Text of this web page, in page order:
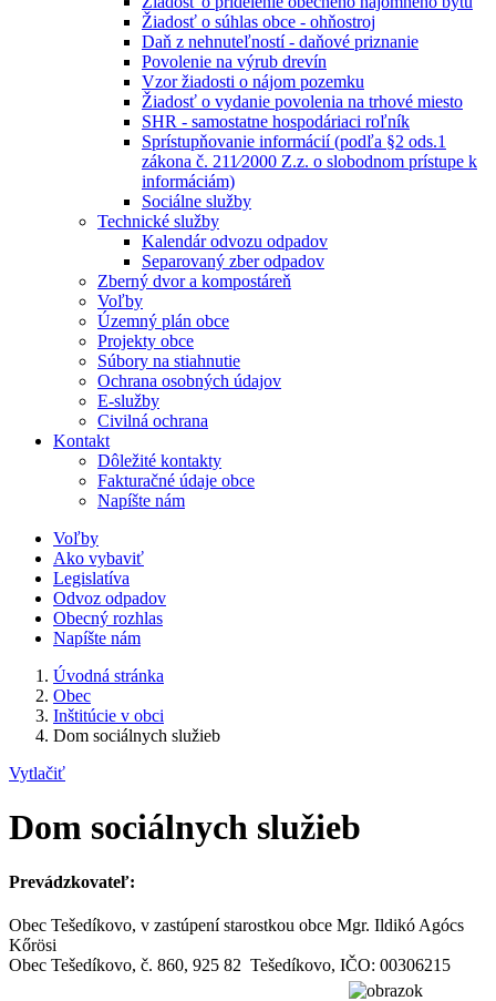
Žiadosť o súhlas obce - ohňostroj
Daň z nehnuteľností - daňové priznanie
Povolenie na výrub drevín
Vzor žiadosti o nájom pozemku
Žiadosť o vydanie povolenia na trhové miesto
SHR - samostatne hospodáriaci roľník
Sprístupňovanie informácií (podľa §2 ods.1
zákona č. 211⁄2000 Z.z. o slobodnom prístupe k
informáciám)
Sociálne služby
Technické služby
Kalendár odvozu odpadov
Separovaný zber odpadov
Zberný dvor a kompostáreň
Voľby
Územný plán obce
Projekty obce
Súbory na stiahnutie
Ochrana osobných údajov
E-služby
Civilná ochrana
Kontakt
Dôležité kontakty
Fakturačné údaje obce
Napíšte nám
Voľby
Ako vybaviť
Legislatíva
Odvoz odpadov
Obecný rozhlas
Napíšte nám
Úvodná stránka
Obec
Inštitúcie v obci
Dom sociálnych služieb
Vytlačiť
Dom sociálnych služieb
Prevádzkovateľ:
Obec Tešedíkovo, v zastúpení starostkou obce Mgr. Ildikó Agócs
Kőrösi
Obec Tešedíkovo, č. 860, 925 82 Tešedíkovo, IČO: 00306215